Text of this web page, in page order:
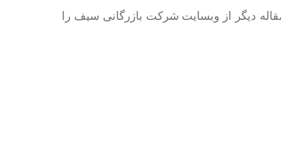
مقاله دیگر از وبسایت شرکت بازرگانی سیف را